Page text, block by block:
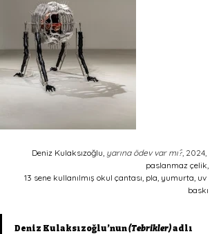
Deniz Kulaksızoğlu, yarına ödev var mı? , 2024,
paslanmaz çelik,
13 sene kullanılmış okul çantası, pla, yumurta, uv
baskı
Deniz Kulaksızoğlu’nun (Tebrikler) adlı